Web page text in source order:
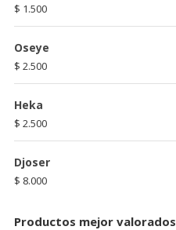
$ 1.500
Oseye
$ 2.500
Heka
$ 2.500
Djoser
$ 8.000
Productos mejor valorados